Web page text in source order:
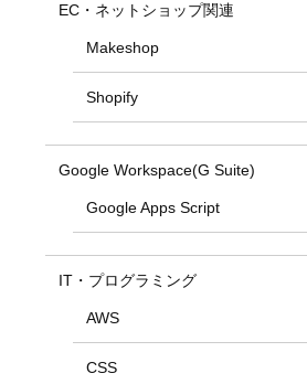
EC・ネットショップ関連
Makeshop
Shopify
Google Workspace(G Suite)
Google Apps Script
IT・プログラミング
AWS
CSS